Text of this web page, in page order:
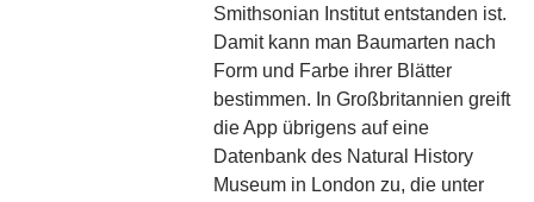
Smithsonian Institut entstanden ist.
Damit kann man Baumarten nach
Form und Farbe ihrer Blätter
bestimmen. In Großbritannien greift
die App übrigens auf eine
Datenbank des Natural History
Museum in London zu, die unter